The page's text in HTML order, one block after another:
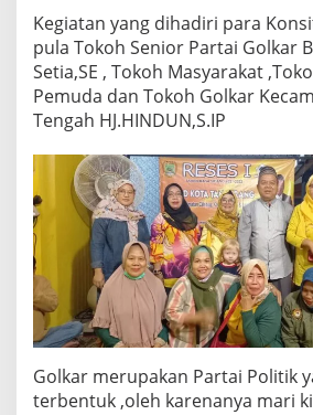
Kegiatan yang dihadiri para
pula Tokoh Senior Partai Golkar
Setia,SE , Tokoh Masyarakat
Pemuda dan Tokoh Golkar
Tengah HJ.HINDUN,S.IP
Golkar merupakan Partai Politik
terbentuk ,oleh karenanya mari